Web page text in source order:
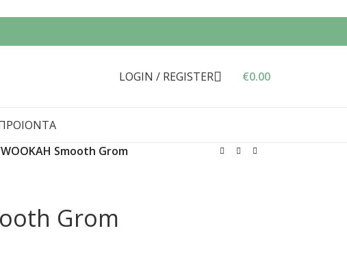
LOGIN / REGISTER €0.00
WOOKAH Smooth Grom
Grom